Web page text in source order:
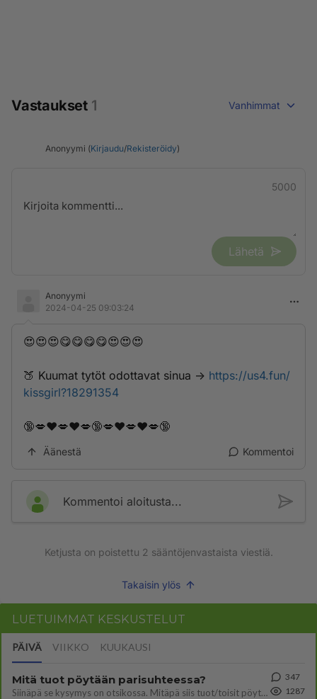
Vastaukset 1 Vanhimmat
Anonyymi (Kirjaudu/Rekisteröidy)
5000
Lähetä
Anonyymi
2024-04-25 09:03:24
😍😍😍😋😋😋😋😍😍😍
🍑 K­­­u­­­u­­m­­a­­t­­ ­t­y­­­t­­­ö­­t­­­ ­­o­­­d­­­o­­t­t­­­a­­v­­­­a­­­t­­­ ­­s­i­­­n­­u­­a­­­ -> https://us4.fun/
kissgirl?18291354
🔞💋❤️💋❤️💋🔞💋❤️💋❤️💋🔞
Äänestä Kommentoi
Kommentoi aloitusta...
Ketjusta on poistettu 2 sääntöjenvastaista viestiä.
Takaisin ylös
LUETUIMMAT KESKUSTELUT
PÄIVÄ VIIKKO KUUKAUSI
Mitä tuot pöytään parisuhteessa?
Siinäpä se kysymys on otsikossa. Mitäpä siis tuot/toisit pöytään parisuhteessa? Oletko mies vai nainen? Koetko sen mitä
347
1287